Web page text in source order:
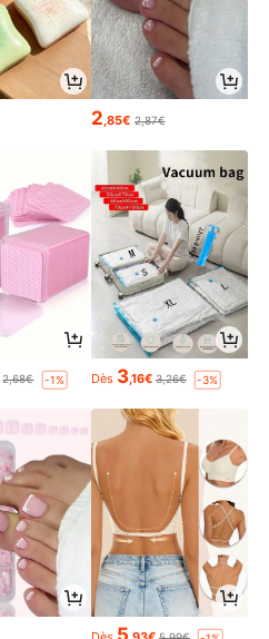
2 ,85€ 2,87€
2,68€ -1% Dès 3,16€ 3,26€ -3%